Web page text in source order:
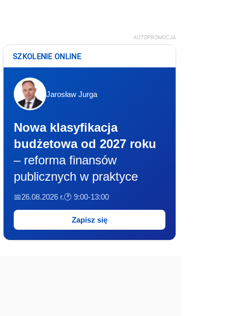
AUTOPROMOCJA
SZKOLENIE ONLINE
Jarosław Jurga
Nowa klasyfikacja
budżetowa od 2027 roku
– reforma finansów
publicznych w praktyce
📅26.08.2026 r.🕐 9:00-13:00
Zapisz się